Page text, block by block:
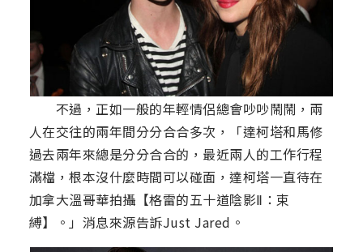
不過，正如一般的年輕情侶總會吵吵鬧鬧，兩
人在交往的兩年間分分合合多次，「達柯塔和馬修
過去兩年來總是分分合合的，最近兩人的工作行程
滿檔，根本沒什麼時間可以碰面，達柯塔一直待在
加拿大溫哥華拍攝【格雷的五十道陰影Ⅱ：束
縛】。」消息來源告訴Just Jared。